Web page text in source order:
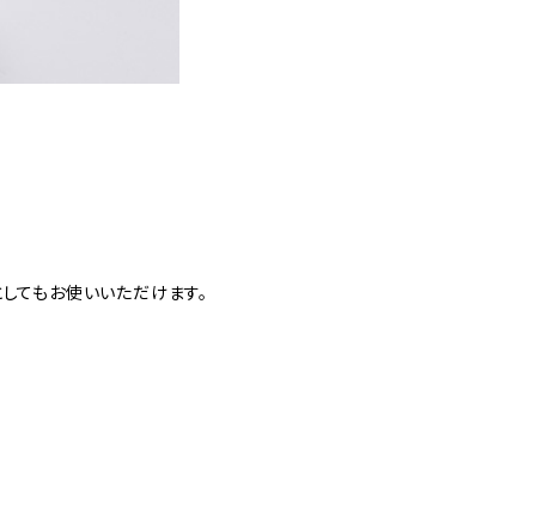
てもお使いいただけます。